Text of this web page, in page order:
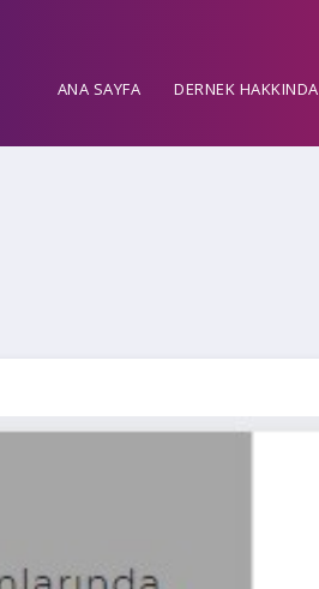
ANA SAYFA DERNEK HAKKINDA